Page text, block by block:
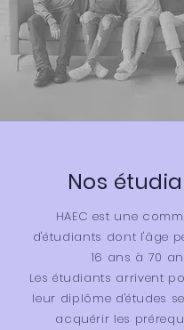
Nos
HAEC est une
d'étudiants dont l'âge
16 ans à 70
Les étudiants arrivent
leur diplôme d'études
acquérir les